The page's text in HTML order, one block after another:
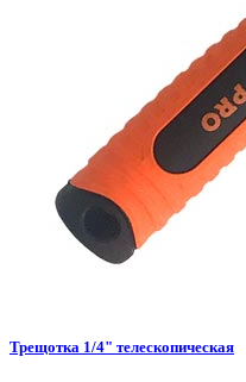
Трещотка 1/4" телескопическая